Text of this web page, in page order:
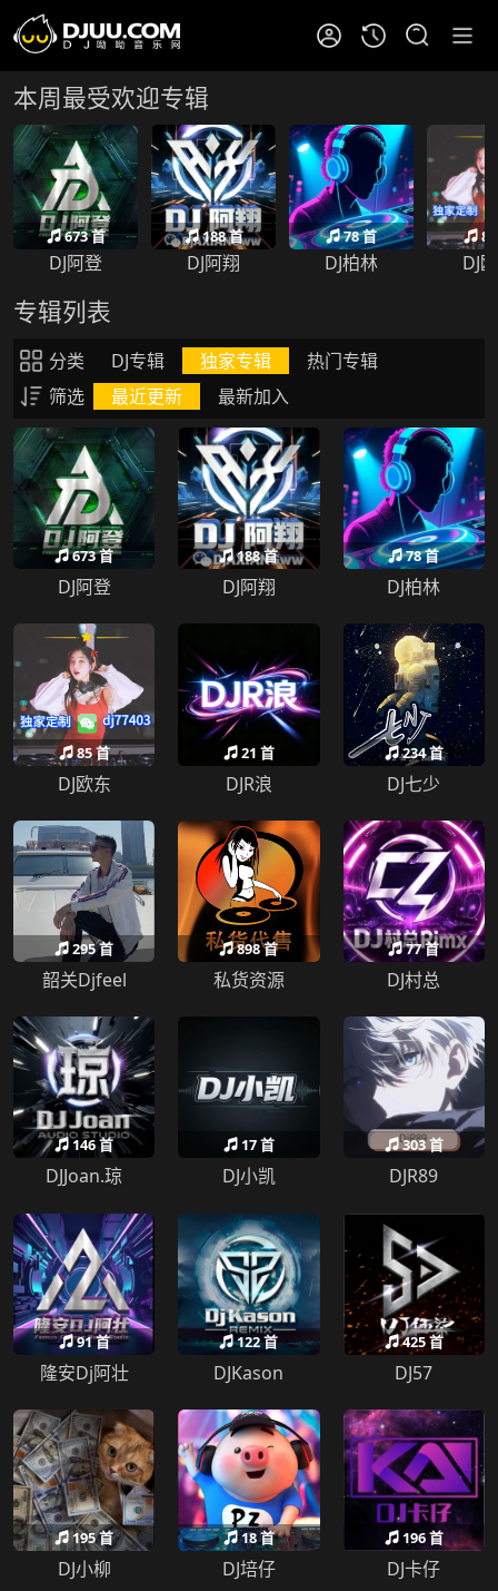
本周最受欢迎专辑
673 首
DJ阿登
188 首
DJ阿翔
78 首
DJ柏林 DJ
专辑列表
分类 DJ专辑 独家专辑
热门专辑
筛选
最近更新 最新加入
673 首
DJ阿登
188 首
DJ阿翔
78 首
DJ柏林
85 首
DJ欧东
21 首
DJR浪
234 首
DJ七少
295 首
韶关Djfeel
898 首
私货资源
77 首
DJ村总
146 首
DJJoan.琼
17 首
DJ小凯
303 首
DJR89
91 首
隆安Dj阿壮
122 首
DJKason
425 首
DJ57
195 首
DJ小柳
18 首
DJ培仔
196 首
DJ卡仔